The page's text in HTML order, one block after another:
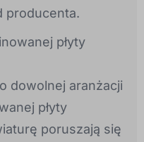
producenta.
płyty
dowolnej aranżacji
płyty
poruszają się